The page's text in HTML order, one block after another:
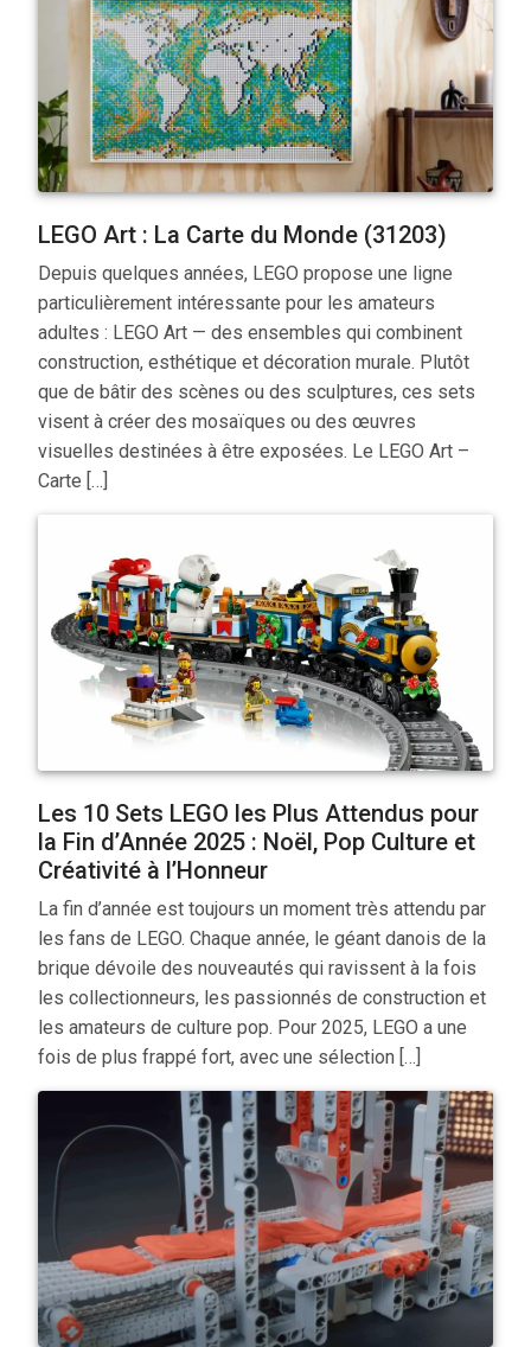
LEGO Art : La Carte du Monde (31203)
Depuis quelques années, LEGO propose une ligne
particulièrement intéressante pour les amateurs
adultes : LEGO Art — des ensembles qui combinent
construction, esthétique et décoration murale. Plutôt
que de bâtir des scènes ou des sculptures, ces sets
visent à créer des mosaïques ou des œuvres
visuelles destinées à être exposées. Le LEGO Art –
Carte […]
Les 10 Sets LEGO les Plus Attendus pour
la Fin d’Année 2025 : Noël, Pop Culture et
Créativité à l’Honneur
La fin d’année est toujours un moment très attendu par
les fans de LEGO. Chaque année, le géant danois de la
brique dévoile des nouveautés qui ravissent à la fois
les collectionneurs, les passionnés de construction et
les amateurs de culture pop. Pour 2025, LEGO a une
fois de plus frappé fort, avec une sélection […]